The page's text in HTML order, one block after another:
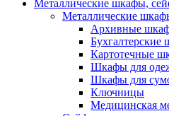
Металлические шкафы,
Металлические
Архивные
Бухгалтерские
Картотечные
Шкафы для
Шкафы для
Ключницы
Медицинская